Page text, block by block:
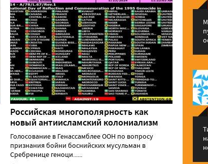
Российская многополярность как
новый антиисламский колониализм
Голосование в Генассамблее ООН по вопросу
признания бойни боснийских мусульман в
Сребренице геноци......